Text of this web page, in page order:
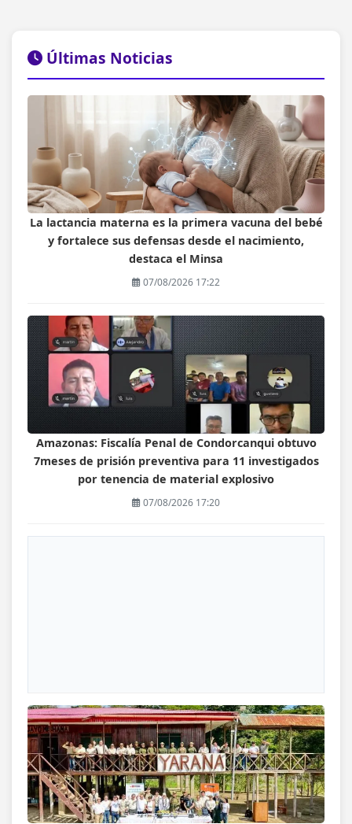
Últimas Noticias
La lactancia materna es la primera vacuna del bebé
y fortalece sus defensas desde el nacimiento,
destaca el Minsa
07/08/2026 17:22
Amazonas: Fiscalía Penal de Condorcanqui obtuvo
7meses de prisión preventiva para 11 investigados
por tenencia de material explosivo
07/08/2026 17:20